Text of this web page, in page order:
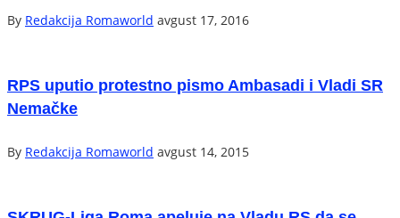
By Redakcija Romaworld avgust 17, 2016
RPS uputio protestno pismo Ambasadi i Vladi SR
Nemačke
By Redakcija Romaworld avgust 14, 2015